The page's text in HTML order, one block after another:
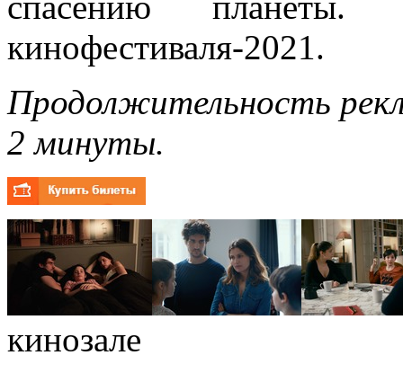
кинофестиваля-2021.
Продолжительность
2 минуты.
кинозале